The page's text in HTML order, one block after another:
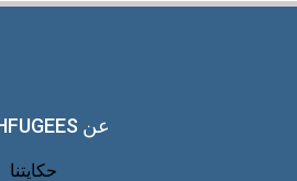
عن TECHFUGEES
حكايتنا